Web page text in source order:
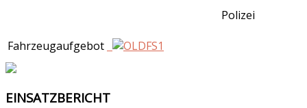
Polizei
Fahrzeugaufgebot
EINSATZBERICHT